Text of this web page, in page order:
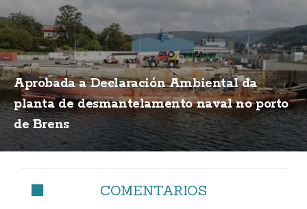
Aprobada a Declaración Ambiental da
planta de desmantelamento naval no porto
de Brens
COMENTARIOS